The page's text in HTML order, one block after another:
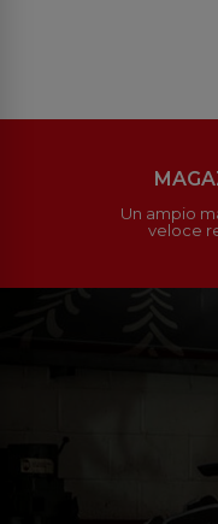
Un ampio
veloce